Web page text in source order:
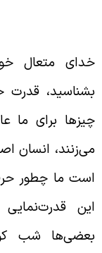
متعال
قدرت
برای ما
انسان
ما چطور حرف
قدرت‌نمایی
شب کور